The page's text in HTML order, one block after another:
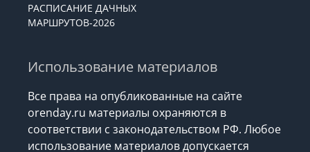
РАСПИСАНИЕ ДАЧНЫХ
МАРШРУТОВ-2026
Использование материалов
Все права на опубликованные на сайте
orenday.ru материалы охраняются в
соответствии с законодательством РФ. Любое
использование материалов допускается